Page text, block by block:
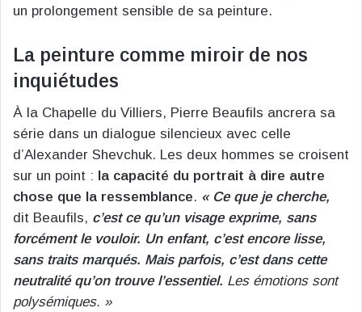
un prolongement sensible de sa peinture.
La peinture comme miroir de nos
inquiétudes
À la Chapelle du Villiers, Pierre Beaufils ancrera sa
série dans un dialogue silencieux avec celle
d’Alexander Shevchuk. Les deux hommes se croisent
sur un point : la capacité du portrait à dire autre
chose que la ressemblance. « Ce que je cherche,
dit Beaufils, c’est ce qu’un visage exprime, sans
forcément le vouloir. Un enfant, c’est encore lisse,
sans traits marqués. Mais parfois, c’est dans cette
neutralité qu’on trouve l’essentiel. Les émotions sont
polysémiques. »